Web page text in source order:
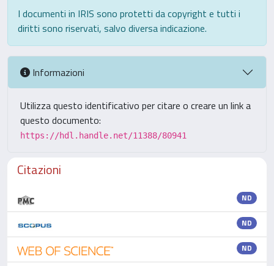
I documenti in IRIS sono protetti da copyright e tutti i
diritti sono riservati, salvo diversa indicazione.
Informazioni
Utilizza questo identificativo per citare o creare un link a
questo documento:
https://hdl.handle.net/11388/80941
Citazioni
ND
ND
ND